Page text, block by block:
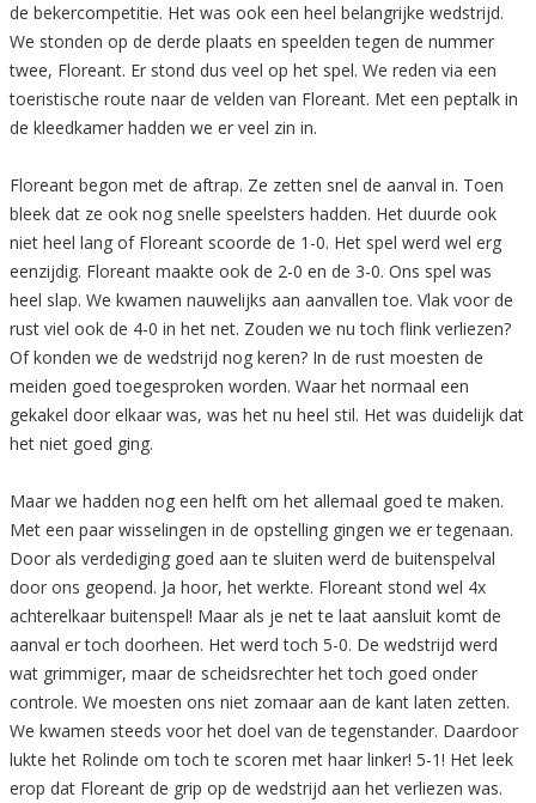
de bekercompetitie. Het was ook een heel belangrijke wedstrijd.
We stonden op de derde plaats en speelden tegen de nummer
twee, Floreant. Er stond dus veel op het spel. We reden via een
toeristische route naar de velden van Floreant. Met een peptalk in
de kleedkamer hadden we er veel zin in.
Floreant begon met de aftrap. Ze zetten snel de aanval in. Toen
bleek dat ze ook nog snelle speelsters hadden. Het duurde ook
niet heel lang of Floreant scoorde de 1-0. Het spel werd wel erg
eenzijdig. Floreant maakte ook de 2-0 en de 3-0. Ons spel was
heel slap. We kwamen nauwelijks aan aanvallen toe. Vlak voor de
rust viel ook de 4-0 in het net. Zouden we nu toch flink verliezen?
Of konden we de wedstrijd nog keren? In de rust moesten de
meiden goed toegesproken worden. Waar het normaal een
gekakel door elkaar was, was het nu heel stil. Het was duidelijk dat
het niet goed ging.
Maar we hadden nog een helft om het allemaal goed te maken.
Met een paar wisselingen in de opstelling gingen we er tegenaan.
Door als verdediging goed aan te sluiten werd de buitenspelval
door ons geopend. Ja hoor, het werkte. Floreant stond wel 4x
achterelkaar buitenspel! Maar als je net te laat aansluit komt de
aanval er toch doorheen. Het werd toch 5-0. De wedstrijd werd
wat grimmiger, maar de scheidsrechter het toch goed onder
controle. We moesten ons niet zomaar aan de kant laten zetten.
We kwamen steeds voor het doel van de tegenstander. Daardoor
lukte het Rolinde om toch te scoren met haar linker! 5-1! Het leek
erop dat Floreant de grip op de wedstrijd aan het verliezen was.